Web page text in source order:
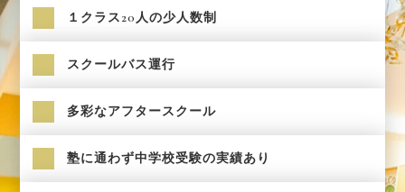
１クラス20人の少人数制
スクールバス運行
多彩なアフタースクール
塾に通わず中学校受験の実績あり